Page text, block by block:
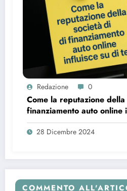
Redazione 0
Come la reputazione
finanziamento auto online
28 Dicembre 2024
COMMENTO